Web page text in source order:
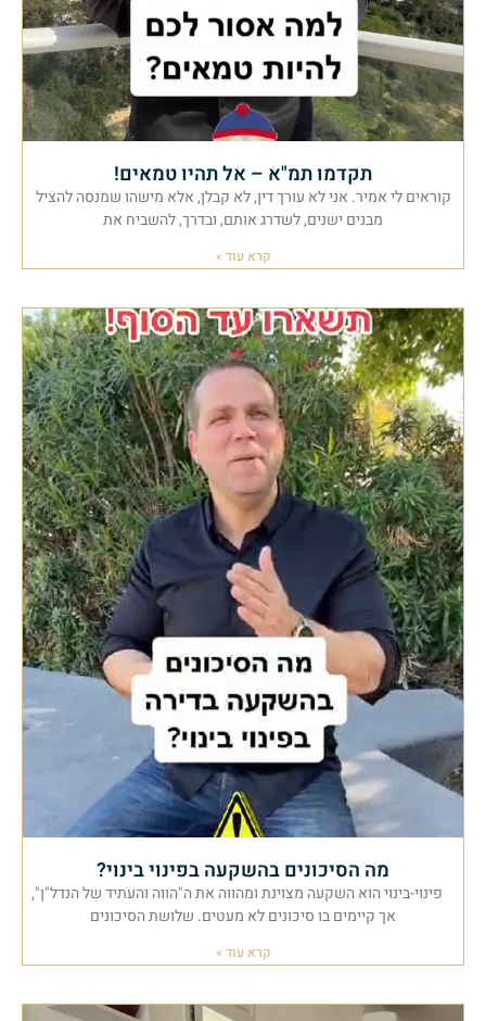
תקדמו תמ"א – אל תהיו טמאים!
קוראים לי אמיר. אני לא עורך דין, לא קבלן, אלא מישהו שמנסה להציל
מבנים ישנים, לשדרג אותם, ובדרך, להשביח את
קרא עוד »
מה הסיכונים בהשקעה בפינוי בינוי?
פינוי-בינוי הוא השקעה מצוינת ומהווה את ה"הווה והעתיד של הנדל"ן",
אך קיימים בו סיכונים לא מעטים. שלושת הסיכונים
קרא עוד »